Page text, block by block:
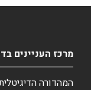
מרכז העניינים
המהדורה